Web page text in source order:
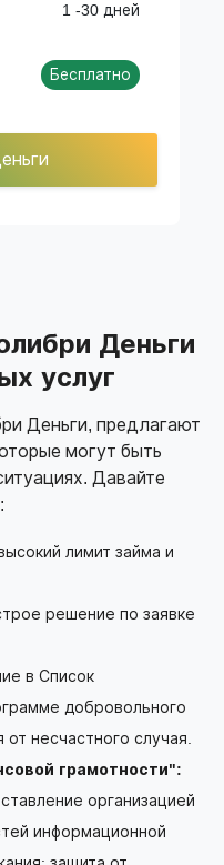
1 -30 дней
Бесплатно
Деньги
услуг
Деньги, предлагают
могут быть
Давайте
лимит займа и
решение по заявке
в Список
добровольного
несчастного случая.
грамотности":
организацией
информационной